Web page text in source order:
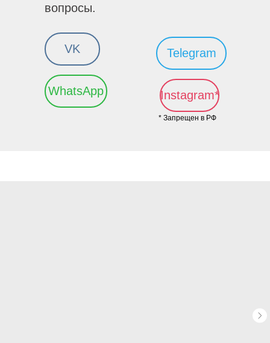
Instagram*
* Запрещен в РФ
вопросы.
VK
WhatsApp
Telegram